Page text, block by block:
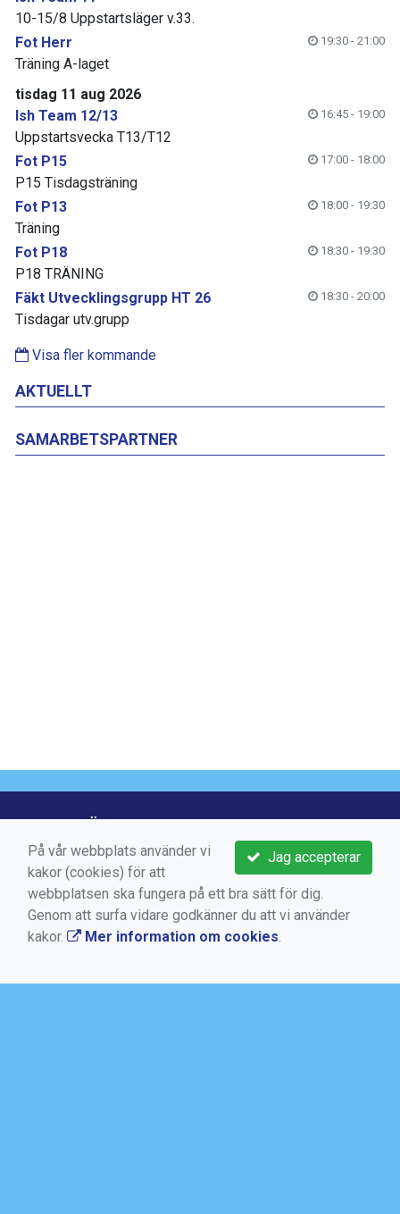
10-15/8 Uppstartsläger v.33.
Fot Herr
19:30 - 21:00
Träning A-laget
tisdag 11 aug 2026
Ish Team 12/13
16:45 - 19:00
Uppstartsvecka T13/T12
Fot P15
17:00 - 18:00
P15 Tisdagsträning
Fot P13
18:00 - 19:30
Träning
Fot P18
18:30 - 19:30
P18 TRÄNING
Fäkt Utvecklingsgrupp HT 26
18:30 - 20:00
Tisdagar utv.grupp
Visa fler kommande
AKTUELLT
SAMARBETSPARTNER
Boka aktivitet
Kontakta oss
Medlems -och användarvillkor
Dataskyddsförordningen (GDPR)
Jag accepterar
På vår webbplats använder vi
kakor (cookies) för att
webbplatsen ska fungera på ett bra sätt för dig.
Genom att surfa vidare godkänner du att vi använder
kakor.
Mer information om cookies.